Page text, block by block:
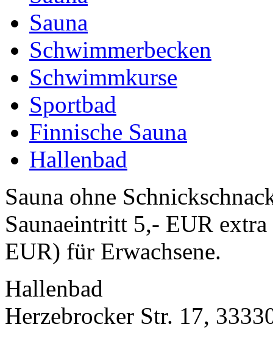
Sauna
Schwimmerbecken
Schwimmkurse
Sportbad
Finnische Sauna
Hallenbad
Sauna ohne
Saunaeintritt 5,- EUR
EUR) für Erwachsene.
Hallenbad
Herzebrocker Str. 17,